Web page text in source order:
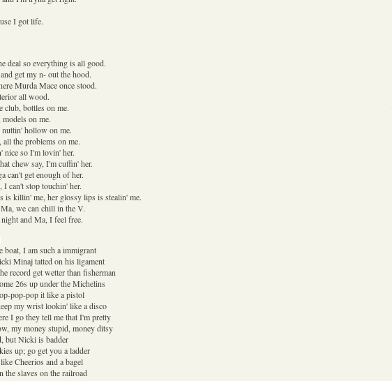
I got life.
deal so everything is all good.
get my n- out the hood.
Murda Mace once stood.
all wood.
club, bottles on me.
on me.
hollow on me.
all the problems on me.
nice so I'm lovin' her.
chew say, I'm cuffin' her.
can't get enough of her.
I can't stop touchin' her.
is killin' me, her glossy lips is stealin' me.
we can chill in the V.
and Ma, I feel free.
boat, I am such a immigrant
Minaj tatted on his ligament
record get wetter than fisherman
26s up under the Michelins
pop-pop it like a pistol
my wrist lookin' like a disco
I go they tell me that I'm pretty
my money stupid, money ditsy
but Nicki is badder
up; go get you a ladder
Cheerios and a bagel
the slaves on the railroad